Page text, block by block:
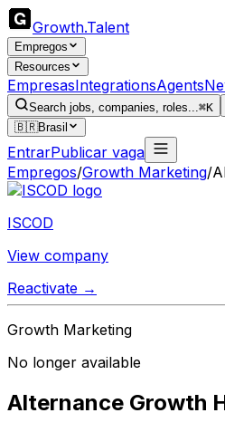
Growth.Talent
Empregos
Resources
EmpresasIntegrationsAgents
Search jobs, companies, roles...⌘K
🇧🇷Brasil
EntrarPublicar vaga
Empregos/Growth Marketing/
ISCOD
View company
Reactivate →
Growth Marketing
No longer available
Alternance Growth